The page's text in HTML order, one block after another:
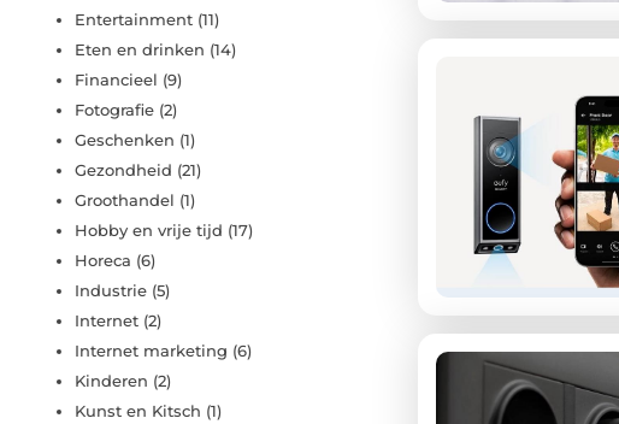
Entertainment (11)
Eten en drinken (14)
Financieel (9)
Fotografie (2)
Geschenken (1)
Gezondheid (21)
Groothandel (1)
Hobby en vrije tijd (17)
Horeca (6)
Industrie (5)
Internet (2)
Internet marketing (6)
Kinderen (2)
Kunst en Kitsch (1)